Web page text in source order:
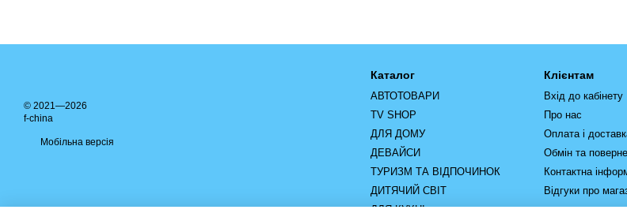
© 2021—2026
f-china
Мобільна версія
Каталог
АВТОТОВАРИ
TV SHOP
ДЛЯ ДОМУ
ДЕВАЙСИ
ТУРИЗМ ТА ВІДПОЧИНОК
ДИТЯЧИЙ СВІТ
ДЛЯ КУХНІ
Клієнтам
Вхід до кабінету
Про нас
Оплата і
Обмін та
Контактна
Відгуки про